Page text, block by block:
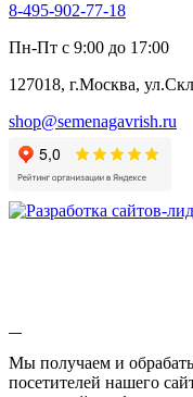
Алтей
Анис
Бессмертник
Валериана
Валерианелла
Гибискус
Девясил
Душица
Мыльнянка
Мята
8-495-902-77-18
Пн-Пт с 9:00 до 17:00
127018, г.Москва,
shop@semenagavrish.ru
Мы получаем и
посетителей нашего